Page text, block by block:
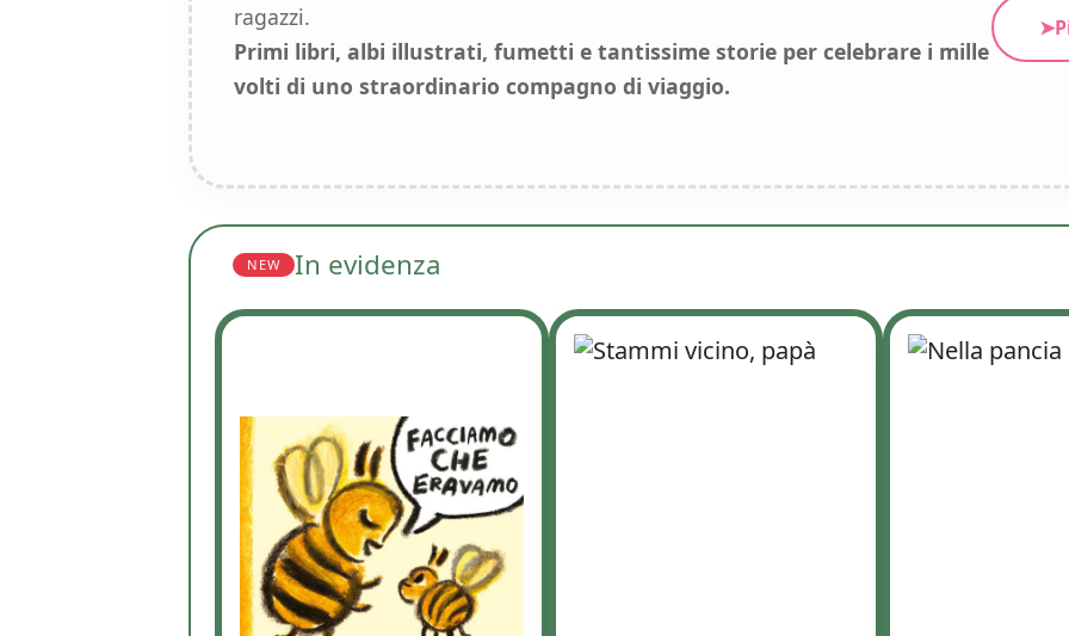
ragazzi.
Primi libri, albi illustrati, fumetti e tantissime storie per celebrare i mille
volti di uno straordinario compagno di viaggio.
NEW In evidenza